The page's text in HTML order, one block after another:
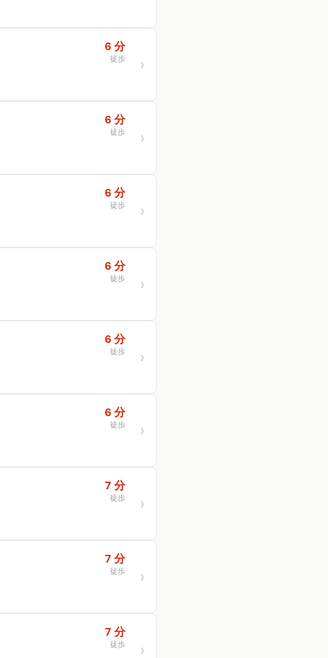
6 分
徒歩
6 分
徒歩
6 分
徒歩
6 分
徒歩
6 分
徒歩
6 分
徒歩
7 分
徒歩
7 分
徒歩
7 分
徒歩